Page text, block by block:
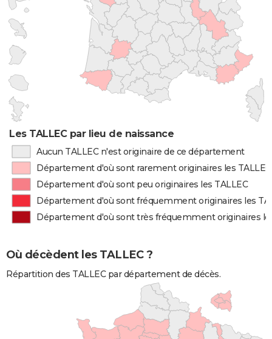
Les TALLEC par lieu de naissance
Aucun TALLEC n'est originaire de ce département
Département d'où sont rarement originaires les TALLEC
Département d'où sont peu originaires les TALLEC
Département d'où sont fréquemment originaires les
Département d'où sont très fréquemment originaires
Où décèdent les TALLEC ?
Répartition des TALLEC par département de décès.